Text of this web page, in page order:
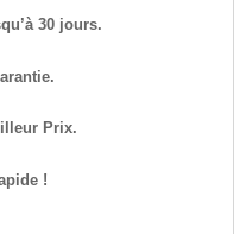
30 jours.
Prix.
!